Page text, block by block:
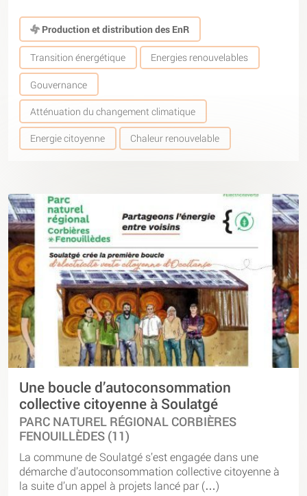
Production et distribution des EnR
Transition énergétique Energies renouvelables
Gouvernance
Atténuation du changement climatique
Energie citoyenne Chaleur renouvelable
Une boucle d’autoconsommation
collective citoyenne à Soulatgé
PARC NATUREL RÉGIONAL CORBIÈRES
FENOUILLÈDES (11)
La commune de Soulatgé s’est engagée dans une
démarche d’autoconsommation collective citoyenne à
la suite d’un appel à projets lancé par (…)